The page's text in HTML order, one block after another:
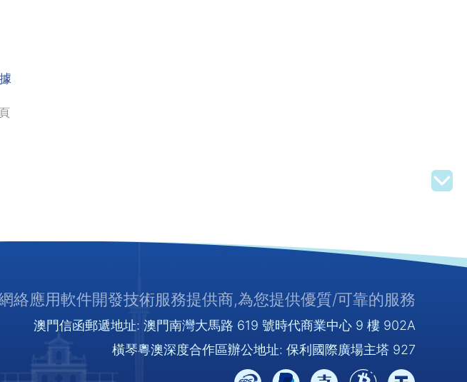
絡應用軟件開發技術服務提供商,為您提供優質/可靠的服務
澳門信函郵遞地址: 澳門南灣大馬路 619 號時代商業中心 9 樓 902A
橫琴粵澳深度合作區辦公地址: 保利國際廣場主塔 927